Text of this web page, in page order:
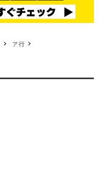
ア行